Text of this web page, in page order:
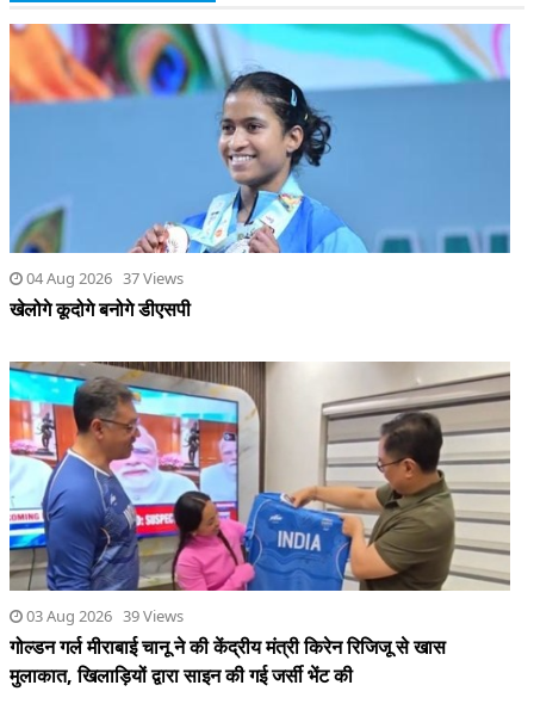
04 Aug 2026 37 Views
खेलोगे कूदोगे बनोगे डीएसपी
03 Aug 2026 39 Views
गोल्डन गर्ल मीराबाई चानू ने की केंद्रीय मंत्री किरेन रिजिजू से खास
मुलाकात, खिलाड़ियों द्वारा साइन की गई जर्सी भेंट की